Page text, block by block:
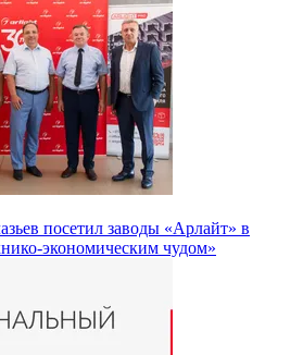
посетил заводы «Арлайт» в
экономическим чудом»